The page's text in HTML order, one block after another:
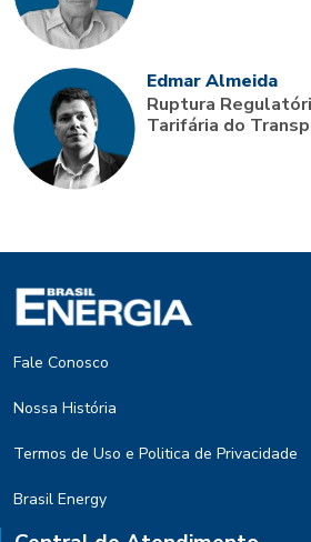
Edmar Almeida
Ruptura
Tarifária do
Fale Conosco
Nossa História
Termos de Uso e Politica de Privacidade
Brasil Energy